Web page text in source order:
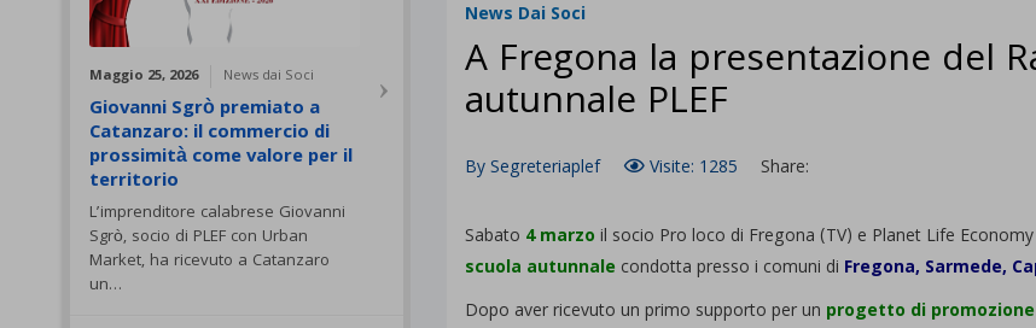
Maggio 25, 2026 News dai Soci
Giovanni Sgrò premiato a
Catanzaro: il commercio di
prossimità come valore per il
territorio
L’imprenditore calabrese Giovanni
Sgrò, socio di PLEF con Urban
Market, ha ricevuto a Catanzaro
un…
News Dai Soci
A Fregona la presentazione del
autunnale PLEF
BySegreteriaplef Visite: 1285 Share:
Sabato 4 marzo il socio Pro loco di Fregona (TV) e Planet Life
scuola autunnale condotta presso i comuni di Fregona, Sarmede,
Dopo aver ricevuto un primo supporto per un progetto di